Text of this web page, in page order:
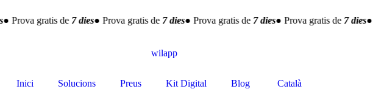
● Prova gratis de7 dies● Prova gratis de7 dies● Prova gratis de7 dies● Prova gratis de7 dies●
Inici Solucions Preus Kit Digital Blog Català